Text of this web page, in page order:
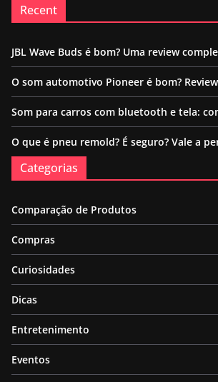
Recent
JBL Wave Buds é bom? Uma review
O som automotivo Pioneer é bom?
Som para carros com bluetooth e tela:
O que é pneu remold? É seguro? Vale a
Categorias
Comparação de Produtos
Compras
Curiosidades
Dicas
Entretenimento
Eventos